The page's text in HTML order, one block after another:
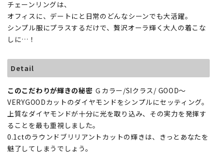
チェーンリングは、
オフィスに、デートにと日常のどんなシーンでも大活躍。
シンプル服にプラスするだけで、贅沢オーラ輝く大人の着こな
しに…！
Detail
このこだわりが輝きの秘密 Ｇカラー/SIクラス/ GOOD～
VERYGOODカットのダイヤモンドをシンプルにセッティング。
上質なダイヤモンドが十分に光を取り込み、その実力を発揮す
ることを最も重視しました。
0.1ctのラウンドブリリアントカットの輝きは、きっとあなたを
魅了してしまうでしょう。